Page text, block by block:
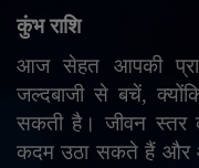
कुंभ राशि
आज सेहत आपकी
जल्दबाजी से बचें,
सकती है। जीवन स्तर
कदम उठा सकते हैं और